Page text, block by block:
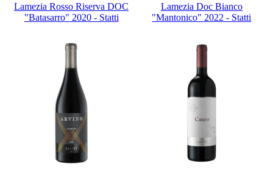
Lamezia Rosso Riserva DOC
"Batasarro" 2020 - Statti
Lamezia Doc Bianco
"Mantonico" 2022 - Statti